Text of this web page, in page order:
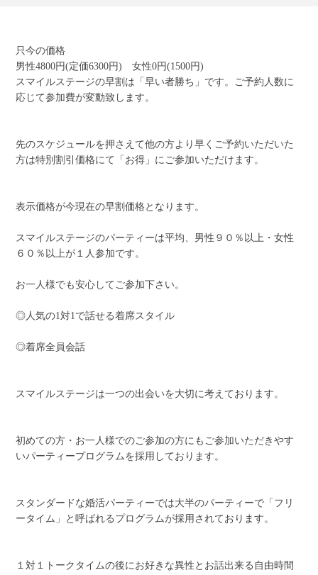
只今の価格
男性4800円(定価6300円) 女性0円(1500円)
スマイルステージの早割は「早い者勝ち」です。ご予約人数に
応じて参加費が変動致します。
先のスケジュールを押さえて他の方より早くご予約いただいた
方は特別割引価格にて「お得」にご参加いただけます。
表示価格が今現在の早割価格となります。
スマイルステージのパーティーは平均、男性９０％以上・女性
６０％以上が１人参加です。
お一人様でも安心してご参加下さい。
◎人気の1対1で話せる着席スタイル
◎着席全員会話
スマイルステージは一つの出会いを大切に考えております。
初めての方・お一人様でのご参加の方にもご参加いただきやす
いパーティープログラムを採用しております。
スタンダードな婚活パーティーでは大半のパーティーで「フリ
ータイム」と呼ばれるプログラムが採用されております。
１対１トークタイムの後にお好きな異性とお話出来る自由時間